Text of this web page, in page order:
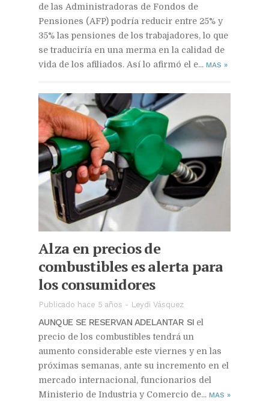
de las Administradoras de Fondos de
Pensiones (AFP) podría reducir entre 25% y
35% las pensiones de los trabajadores, lo que
se traduciría en una merma en la calidad de
vida de los afiliados. Así lo afirmó el e... MAS »
Alza en precios de
combustibles es alerta para
los consumidores
Publicado hace 5 años - Leydi Vásquez
AUNQUE SE RESERVAN ADELANTAR SI el
precio de los combustibles tendrá un
aumento considerable este viernes y en las
próximas semanas, ante su incremento en el
mercado internacional, funcionarios del
Ministerio de Industria y Comercio de... MAS »